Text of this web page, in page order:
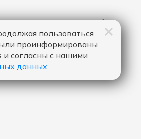
пользоваться
проинформированы
и согласны с нашими
данных.